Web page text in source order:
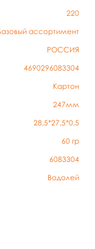
220
ассортимент
РОССИЯ
4690296083304
Картон
247мм
28,5*27,5*0,5
60 гр
6083304
Водолей